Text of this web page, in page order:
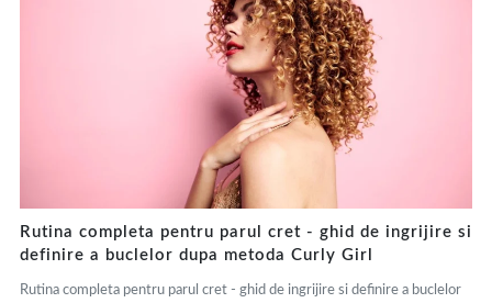
Rutina completa pentru parul cret - ghid de ingrijire si
definire a buclelor dupa metoda Curly Girl
Rutina completa pentru parul cret - ghid de ingrijire si definire a buclelor